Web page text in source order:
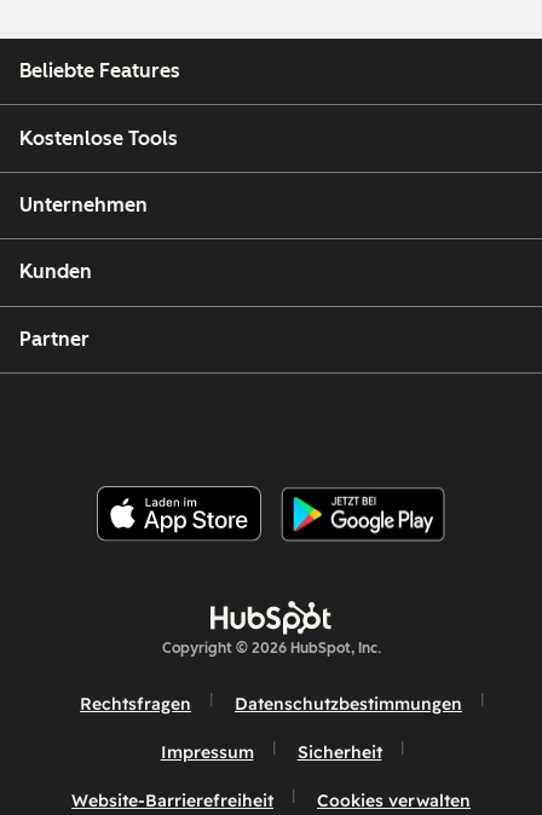
Beliebte Features
Kostenlose Tools
Unternehmen
Kunden
Partner
Copyright © 2026 HubSpot, Inc.
Rechtsfragen Datenschutzbestimmungen
Impressum Sicherheit
Website-Barrierefreiheit Cookies verwalten